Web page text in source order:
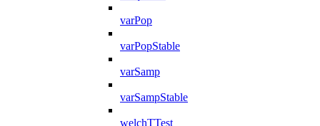
varPop
varPopStable
varSamp
varSampStable
welchTTest